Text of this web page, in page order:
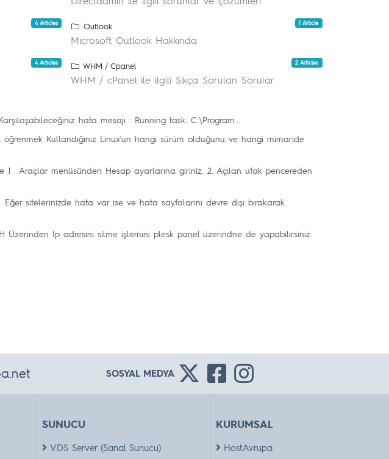
4 Articles 1 Article
Outlook
Microsoft Outlook Hakkında
4 Articles 2 Articles
WHM / Cpanel
WHM / cPanel ile ilgili Sıkça Sorulan Sorular.
hata mesajı : Running task: C:\Program...
Kullandığınız Linux'un hangi sürüm olduğunu ve hangi mimaride
1 . Araçlar menüsünden Hesap ayarlarına giriniz. 2. Açılan ufak pencereden
Eğer sitelerinizde hata var ise ve hata sayfalarını devre dışı bırakarak
Üzerinden Ip adresini silme işlemini plesk panel üzerindne de yapabilirsiniz.
SOSYAL MEDYA
SUNUCU
VDS Server (Sanal Sunucu)
KURUMSAL
HostAvrupa